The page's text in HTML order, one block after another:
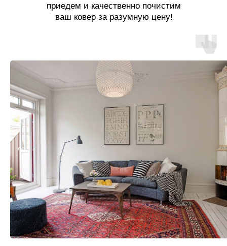
приедем и качественно почистим
ваш ковер за разумную цену!